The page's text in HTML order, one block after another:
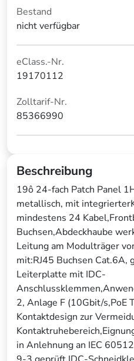
Bestand
nicht verfügbar
eClass.-Nr.
19170112
Zolltarif-Nr.
85366990
Beschreibung
19ô 24-fach Patch Panel
metallisch, mit
mindestens 24
Buchsen,Abdeckhaube
Leitung am Modulträger
mit:RJ45 Buchsen
Leiterplatte mit IDC-
2, Anlage F (10Gbit/s,PoE
Kontaktdesign zur
in Anlehnung an IEC